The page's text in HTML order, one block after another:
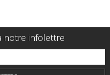
notre infolettre